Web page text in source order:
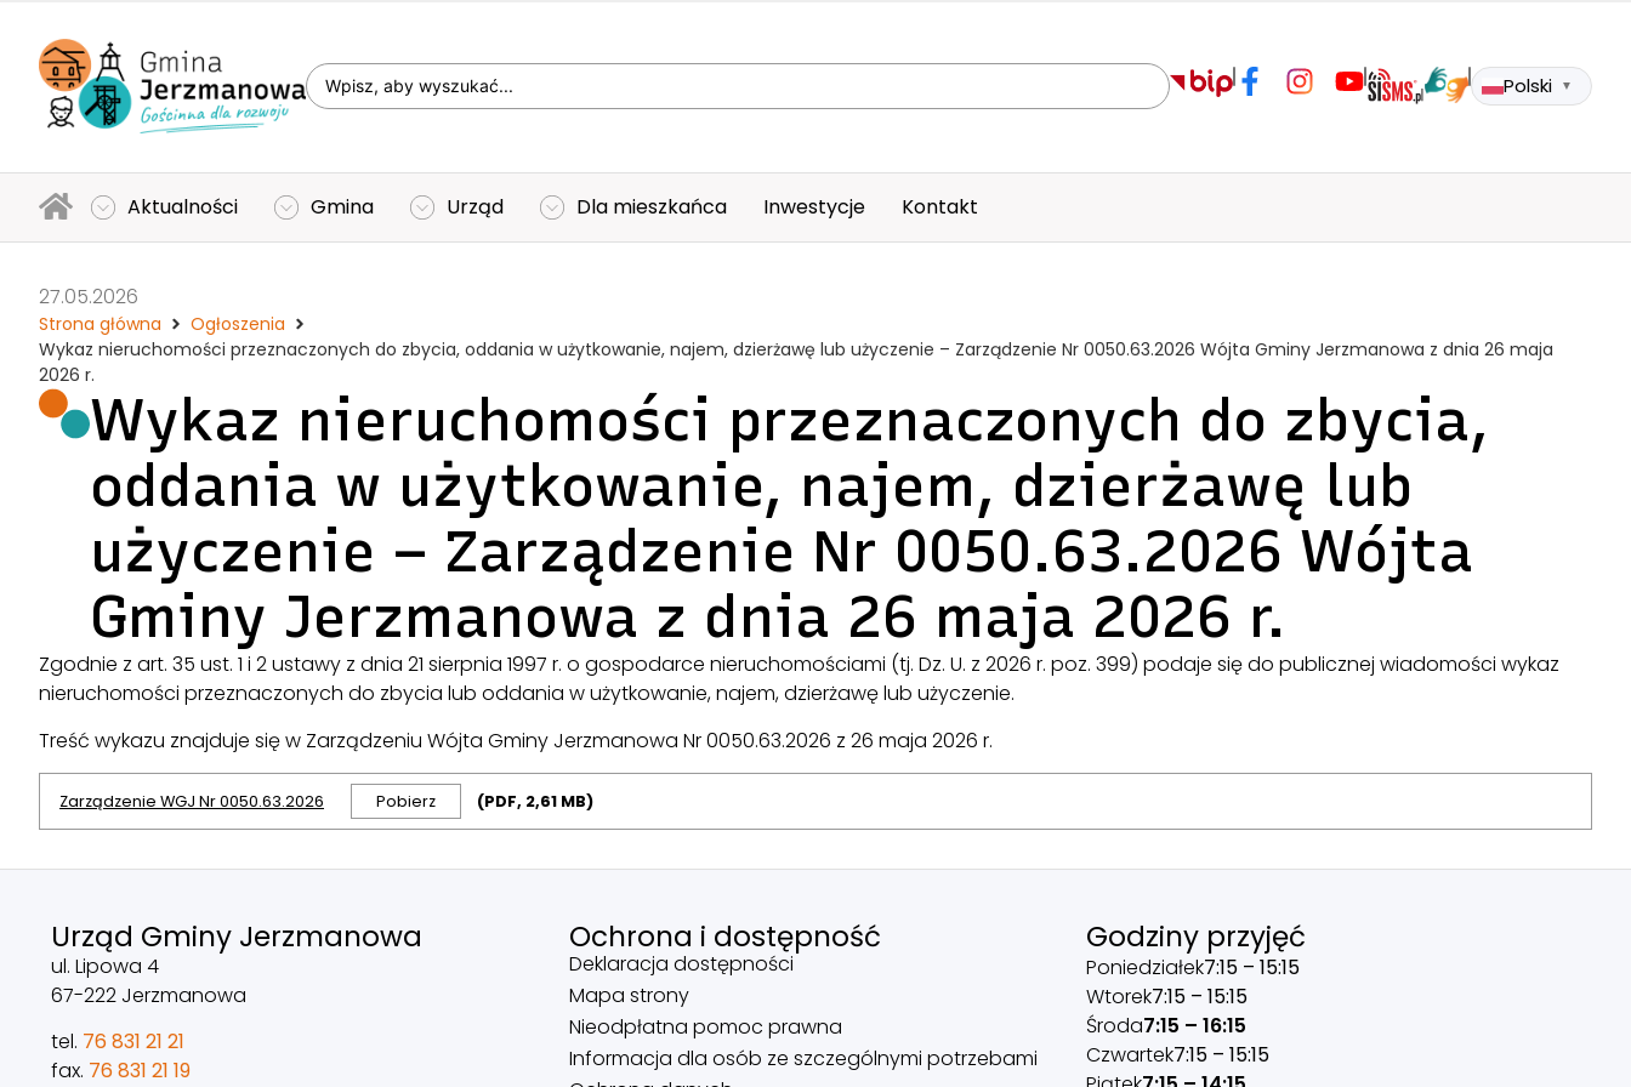
Polski ▼
Aktualności Gmina Urząd Dla mieszkańca Inwestycje Kontakt
27.05.2026
Strona główna
Ogłoszenia
Wykaz nieruchomości przeznaczonych do zbycia, oddania w użytkowanie, najem, dzierżawę lub użyczenie – Zarządzenie Nr 0050.63.2026 Wójta Gminy Jerzmanowa z dnia 26 maja
2026 r.
Wykaz nieruchomości przeznaczonych do zbycia,
oddania w użytkowanie, najem, dzierżawę lub
użyczenie – Zarządzenie Nr 0050.63.2026 Wójta
Gminy Jerzmanowa z dnia 26 maja 2026 r.
Zgodnie z art. 35 ust. 1 i 2 ustawy z dnia 21 sierpnia 1997 r. o gospodarce nieruchomościami (tj. Dz. U. z 2026 r. poz. 399) podaje się do publicznej wiadomości wykaz
nieruchomości przeznaczonych do zbycia lub oddania w użytkowanie, najem, dzierżawę lub użyczenie.
Treść wykazu znajduje się w Zarządzeniu Wójta Gminy Jerzmanowa Nr 0050.63.2026 z 26 maja 2026 r.
Zarządzenie WGJ Nr 0050.63.2026 Pobierz (PDF, 2,61 MB)
Urząd Gminy Jerzmanowa
ul. Lipowa 4
67-222 Jerzmanowa
tel. 76 831 21 21
fax. 76 831 21 19
Ochrona i dostępność
Deklaracja dostępności
Mapa strony
Nieodpłatna pomoc prawna
Informacja dla osób ze szczególnymi potrzebami
Godziny przyjęć
Poniedziałek7:15 – 15:15
Wtorek7:15 – 15:15
Środa7:15 – 16:15
Czwartek7:15 – 15:15